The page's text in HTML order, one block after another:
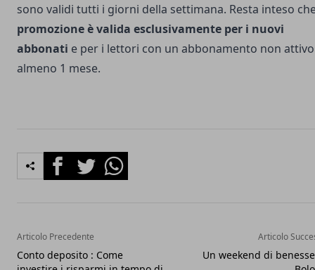
sono validi tutti i giorni della settimana. Resta inteso
promozione è valida esclusivamente per i nuovi
abbonati e per i lettori con un abbonamento non
almeno 1 mese.
FacebookTwitterWhatsapp
Articolo Precedente
Conto deposito : Come
Articolo
Un weekend di